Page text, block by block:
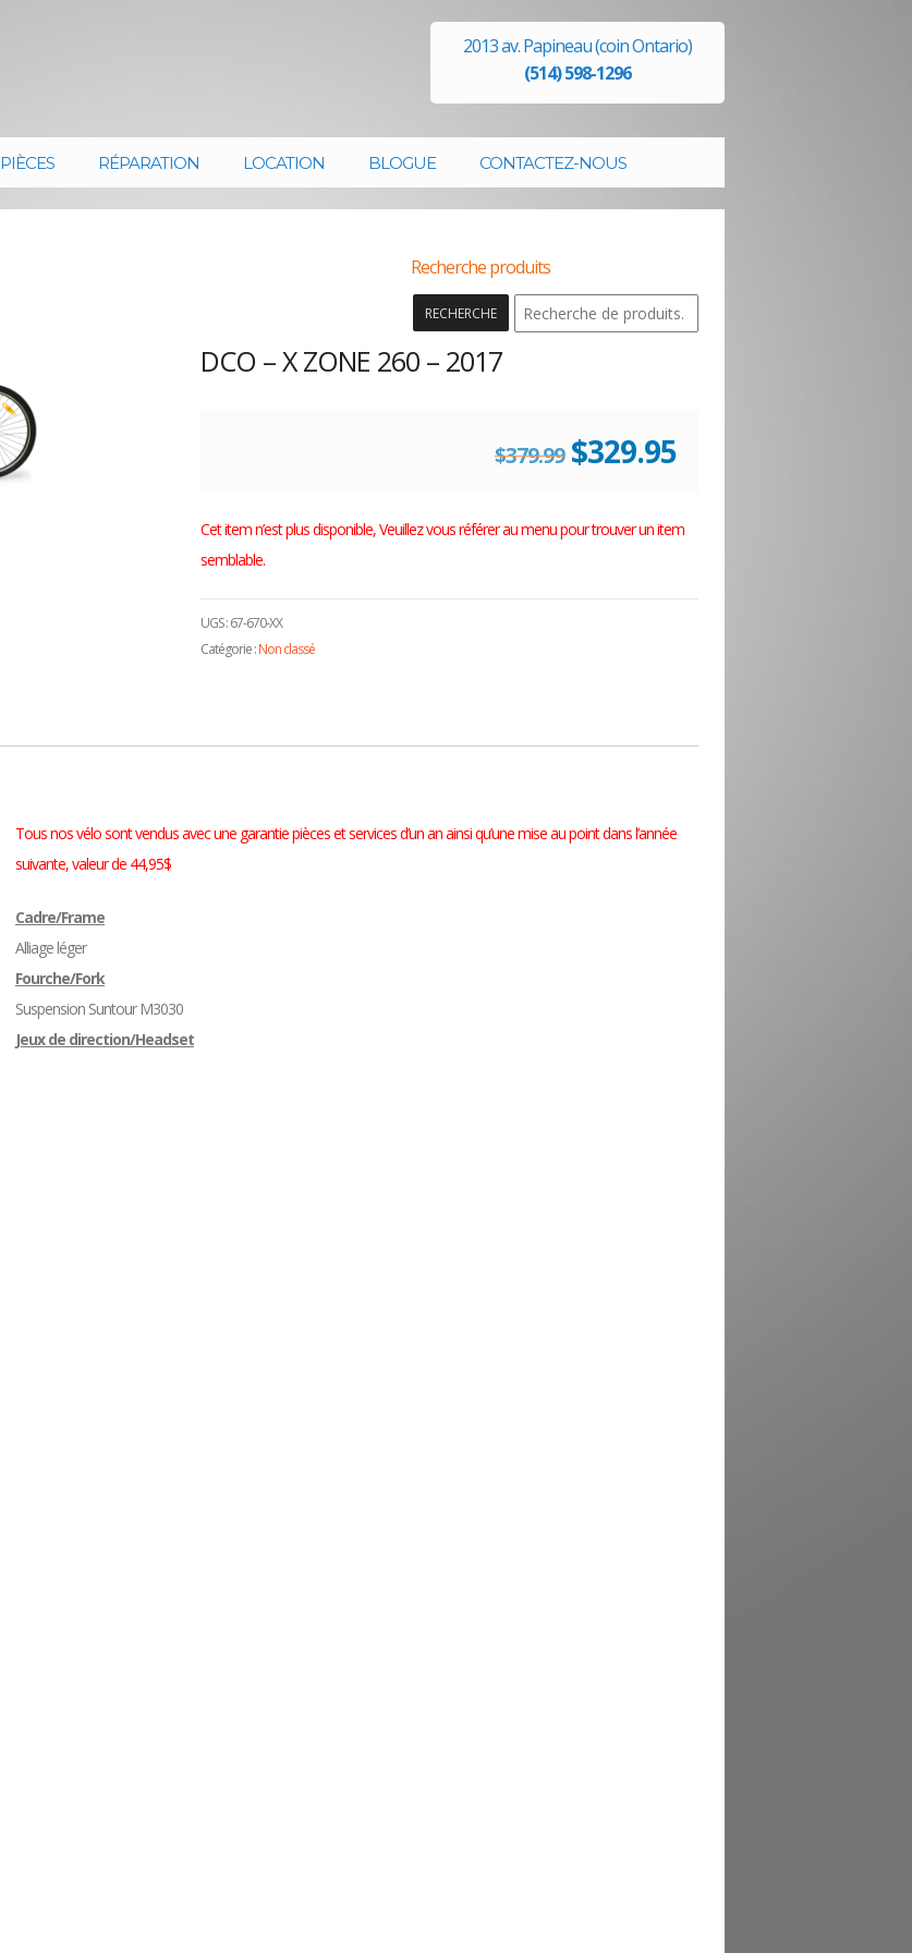
2013 av. Papineau (coin Ontario)
(514) 598-1296
PIÈCES RÉPARATION LOCATION BLOGUE CONTACTEZ-NOUS
Recherche produits
RECHERCHE
DCO – X ZONE 260 – 2017
$379.99 Le
$329.95Le
Cet item n’est plus disponible, Veuillez vous référer au menu pour trouver un item
semblable.
UGS :67-670-XX
Catégorie :Non classé
Tous nos vélo sont vendus avec une garantie pièces et services d’un an ainsi qu’une mise au point dans l’année
suivante, valeur de 44,95$
Cadre/Frame
Alliage léger
Fourche/Fork
Suspension Suntour M3030
Jeux de direction/Headset